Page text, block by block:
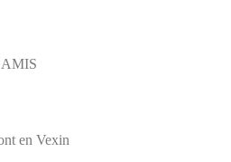
en Vexin